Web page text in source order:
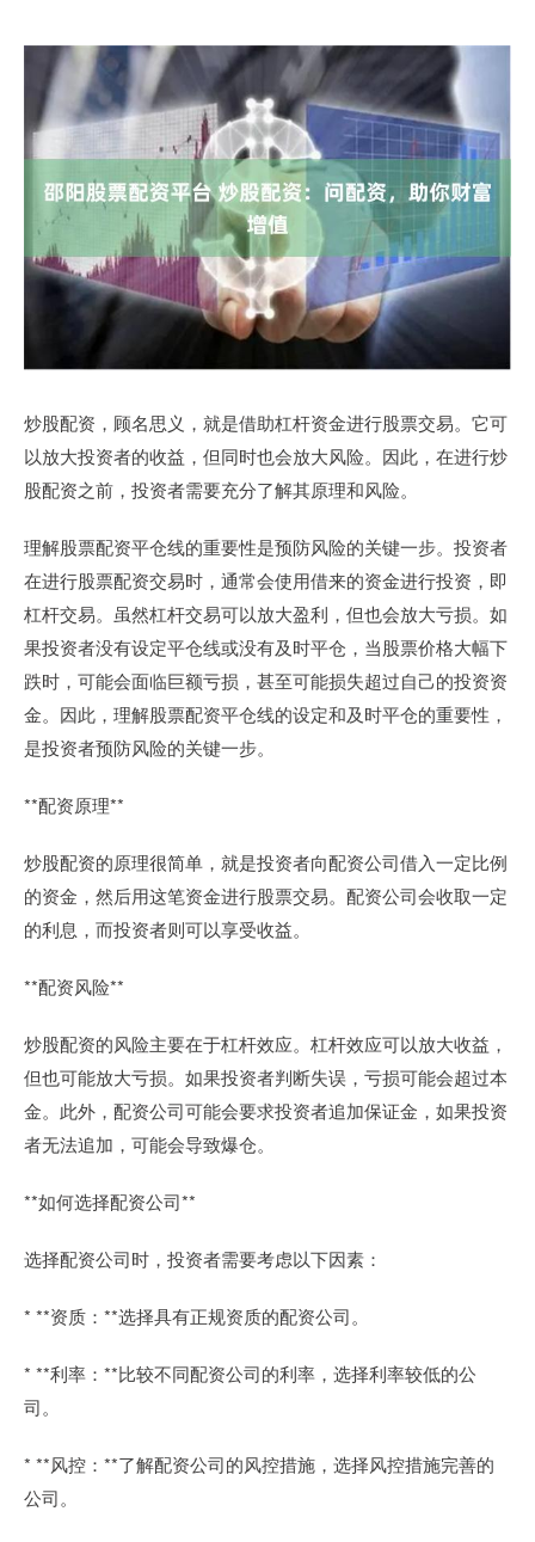
炒股配资，顾名思义，就是借助杠杆资金进行股票交易。它可
以放大投资者的收益，但同时也会放大风险。因此，在进行炒
股配资之前，投资者需要充分了解其原理和风险。
理解股票配资平仓线的重要性是预防风险的关键一步。投资者
在进行股票配资交易时，通常会使用借来的资金进行投资，即
杠杆交易。虽然杠杆交易可以放大盈利，但也会放大亏损。如
果投资者没有设定平仓线或没有及时平仓，当股票价格大幅下
跌时，可能会面临巨额亏损，甚至可能损失超过自己的投资资
金。因此，理解股票配资平仓线的设定和及时平仓的重要性，
是投资者预防风险的关键一步。
**配资原理**
炒股配资的原理很简单，就是投资者向配资公司借入一定比例
的资金，然后用这笔资金进行股票交易。配资公司会收取一定
的利息，而投资者则可以享受收益。
**配资风险**
炒股配资的风险主要在于杠杆效应。杠杆效应可以放大收益，
但也可能放大亏损。如果投资者判断失误，亏损可能会超过本
金。此外，配资公司可能会要求投资者追加保证金，如果投资
者无法追加，可能会导致爆仓。
**如何选择配资公司**
选择配资公司时，投资者需要考虑以下因素：
* **资质：**选择具有正规资质的配资公司。
* **利率：**比较不同配资公司的利率，选择利率较低的公
司。
* **风控：**了解配资公司的风控措施，选择风控措施完善的
公司。